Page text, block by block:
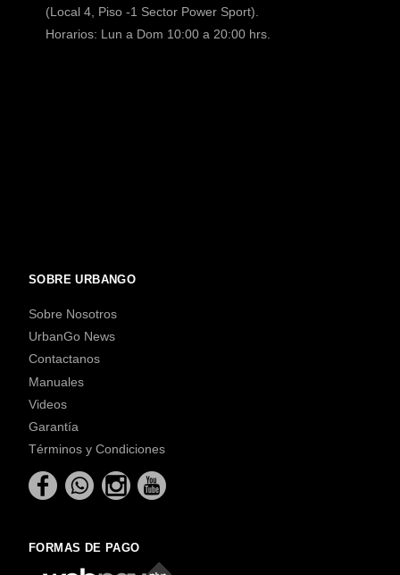
(Local 4, Piso -1 Sector Power Sport).
Horarios: Lun a Dom 10:00 a 20:00 hrs.
SOBRE URBANGO
Sobre Nosotros
UrbanGo News
Contactanos
Manuales
Videos
Garantía
Términos y Condiciones
FORMAS DE PAGO